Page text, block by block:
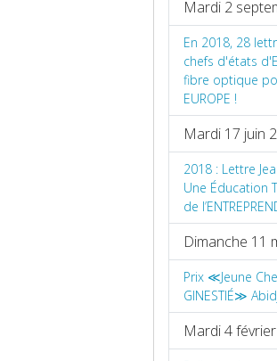
Mardi 2
En 2018, 28
chefs d'états
fibre optique
EUROPE !
Mardi 17 juin
2018 : Lettre
Une Éducation
de
Dimanche 11
Prix ≪Jeune
GINESTIÉ≫
Mardi 4